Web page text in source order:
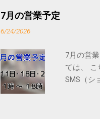
7月の営業予定
6/24/2026
7月の営
ては、
SMS（シ